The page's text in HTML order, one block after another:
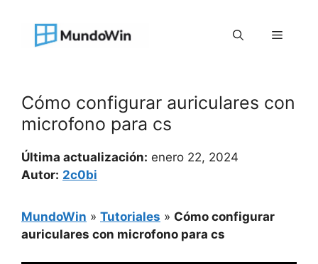
contenido
Menú
Cómo configurar auriculares con
microfono para cs
Última actualización: enero 22, 2024
Autor: 2c0bi
MundoWin » Tutoriales » Cómo configurar
auriculares con microfono para cs